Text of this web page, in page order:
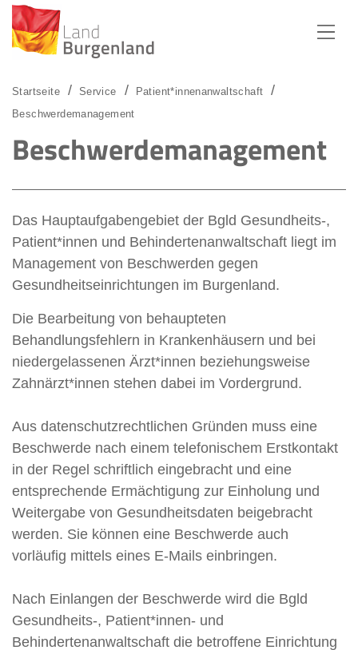
Startseite Service
Patient*innenanwaltschaft
Beschwerdemanagement
Beschwerdemanagement
Das Hauptaufgabengebiet der Bgld Gesundheits-,
Patient*innen und Behindertenanwaltschaft liegt im
Management von Beschwerden gegen
Gesundheitseinrichtungen im Burgenland.
Die Bearbeitung von behaupteten
Behandlungsfehlern in Krankenhäusern und bei
niedergelassenen Ärzt*innen beziehungsweise
Zahnärzt*innen stehen dabei im Vordergrund.
Aus datenschutzrechtlichen Gründen muss eine
Beschwerde nach einem telefonischem Erstkontakt
in der Regel schriftlich eingebracht und eine
entsprechende Ermächtigung zur Einholung und
Weitergabe von Gesundheitsdaten beigebracht
werden. Sie können eine Beschwerde auch
vorläufig mittels eines E-Mails einbringen.
Nach Einlangen der Beschwerde wird die Bgld
Gesundheits-, Patient*innen- und
Behindertenanwaltschaft die betroffene Einrichtung